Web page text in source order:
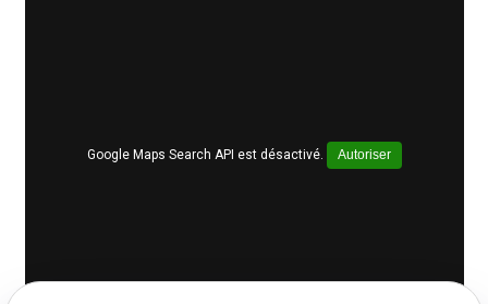
Google Maps Search API est désactivé. Autoriser